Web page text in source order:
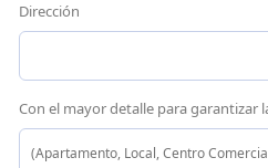
Dirección
Con el mayor detalle para garantizar